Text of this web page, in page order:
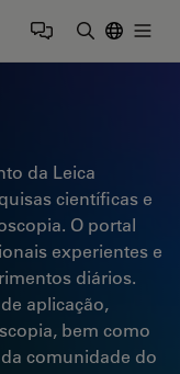
da Leica
científicas e
O portal
experientes e
diários.
aplicação,
bem como
comunidade do